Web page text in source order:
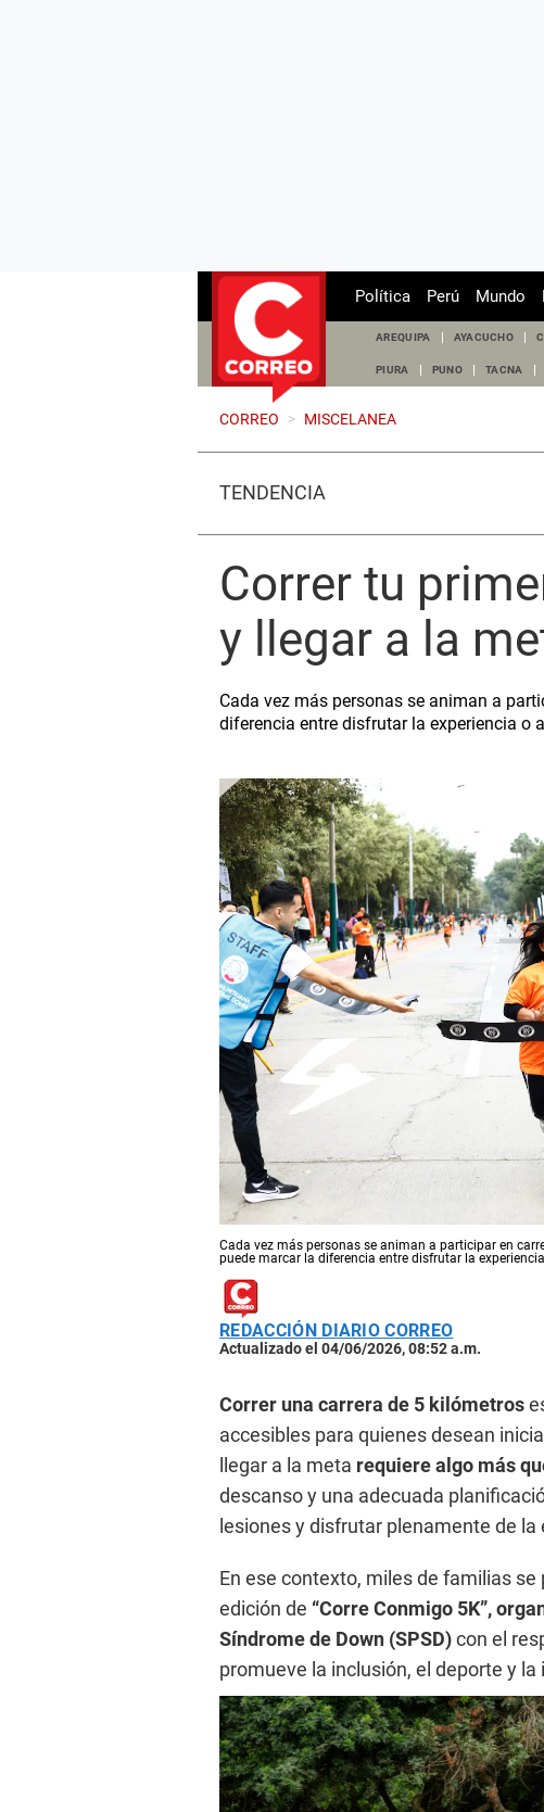
Política Perú Mundo
AREQUIPA AYACUCHO
PIURA PUNO TACNA
CORREO > MISCELANEA
TENDENCIA
Correr tu
y llegar a la
Cada vez más personas se animan a
diferencia entre disfrutar la experiencia o
Cada vez más personas se animan a participar en
puede marcar la diferencia entre disfrutar la
REDACCIÓN DIARIO CORREO
Actualizado el 04/06/2026, 08:52 a.m.
Correr una carrera de 5 kilómetros
accesibles para quienes desean
llegar a la meta requiere algo más
descanso y una adecuada
lesiones y disfrutar plenamente de la
En ese contexto, miles de familias
edición de “Corre Conmigo 5K”,
Síndrome de Down (SPSD)con el
promueve la inclusión, el deporte y